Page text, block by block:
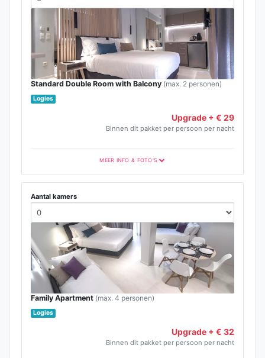
Standard Double Room with Balcony (max. 2 personen)
Logies
Upgrade + € 29
Binnen dit pakket per persoon per nacht
MEER INFO & FOTO'S
Aantal kamers
Family Apartment (max. 4 personen)
Logies
Upgrade + € 32
Binnen dit pakket per persoon per nacht